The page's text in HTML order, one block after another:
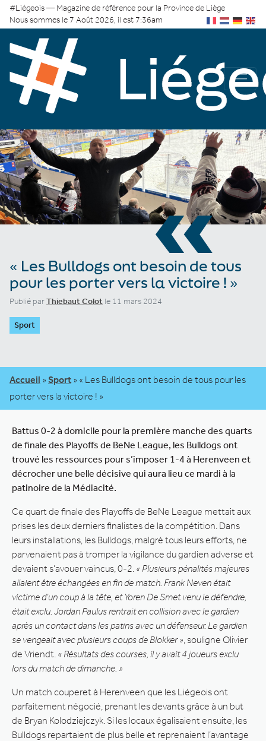
#Liégeois — Magazine de référence pour la Province de Liège
Nous sommes le 7 Août 2026, il est 7:36am
«
« Les Bulldogs ont besoin de tous
pour les porter vers la victoire ! »
Publié parThiebaut Colot le 11 mars 2024
Sport
Accueil » Sport » « Les Bulldogs ont besoin de tous pour les
porter vers la victoire ! »
Battus 0-2 à domicile pour la première manche des quarts
de finale des Playoffs de BeNe League, les Bulldogs ont
trouvé les ressources pour s’imposer 1-4 à Herenveen et
décrocher une belle décisive qui aura lieu ce mardi à la
patinoire de la Médiacité.
Ce quart de finale des Playoffs de BeNe League mettait aux
prises les deux derniers finalistes de la compétition. Dans
leurs installations, les Bulldogs, malgré tous leurs efforts, ne
parvenaient pas à tromper la vigilance du gardien adverse et
devaient s’avouer vaincus, 0-2. « Plusieurs pénalités majeures
allaient être échangées en fin de match. Frank Neven était
victime d’un coup à la tête, et Yoren De Smet venu le défendre,
était exclu. Jordan Paulus rentrait en collision avec le gardien
après un contact dans les patins avec un défenseur. Le gardien
se vengeait avec plusieurs coups de Blokker » , souligne Olivier
de Vriendt. « Résultats des courses, il y avait 4 joueurs exclu
lors du match de dimanche. »
Un match couperet à Herenveen que les Liégeois ont
parfaitement négocié, prenant les devants grâce à un but
de Bryan Kolodziejczyk. Si les locaux égalisaient ensuite, les
Bulldogs repartaient de plus belle et reprenaient l’avantage